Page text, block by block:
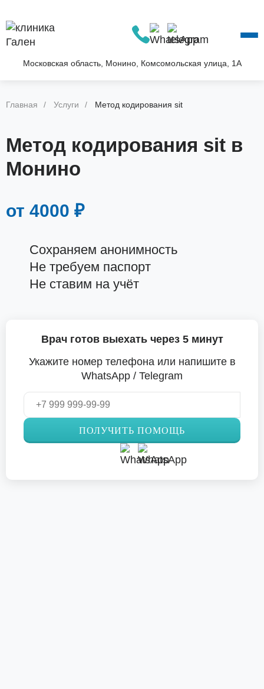
Московская область, Монино, Комсомольская улица, 1А
О КЛИНИКЕ
УСЛУГИ
КОНТАКТЫ
Главная Услуги Метод кодирования sit
Метод кодирования sit в
Монино
от 4000 ₽
Сохраняем анонимность
Не требуем паспорт
Не ставим на учёт
Врач готов выехать через 5 минут
Укажите номер телефона или напишите в
WhatsApp / Telegram
ПОЛУЧИТЬ ПОМОЩЬ